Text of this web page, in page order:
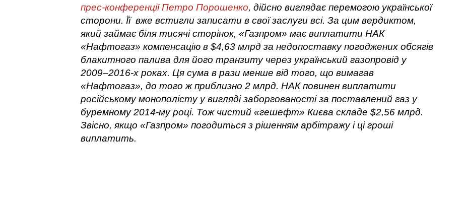
прес-конференції Петро Порошенко, дійсно виглядає перемогою української
сторони. Її вже встигли записати в свої заслуги всі. За цим вердиктом,
який займає біля тисячі сторінок, «Газпром» має виплатити НАК
«Нафтогаз» компенсацію в $4,63 млрд за недопоставку погоджених обсягів
блакитного палива для його транзиту через український газопровід у
2009–2016-х роках. Ця сума в рази менше від того, що вимагав
«Нафтогаз», до того ж приблизно 2 млрд. НАК повинен виплатити
російському монополісту у вигляді заборгованості за поставлений газ у
буремному 2014-му році. Тож чистий «гешефт» Києва складе $2,56 млрд.
Звісно, якщо «Газпром» погодиться з рішенням арбітражу і ці гроші
виплатить.